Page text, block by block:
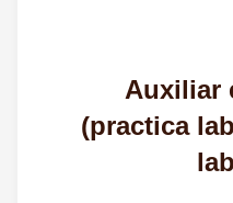
Auxiliar
(practica